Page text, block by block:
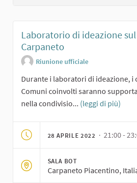
Laboratorio di ideazione
Carpaneto
Riunione ufficiale
Durante i laboratori di ideazione, i
Comuni coinvolti saranno
nella condivisio... (leggi di più)
28 APRILE 2022 · 21:00 -
SALA BOT
Carpaneto Piacentino,